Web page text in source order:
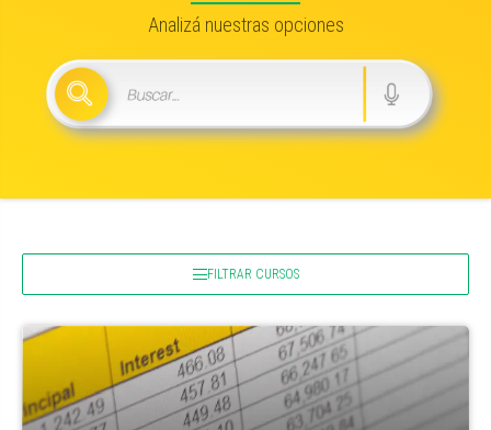
Analizá nuestras opciones
FILTRAR CURSOS